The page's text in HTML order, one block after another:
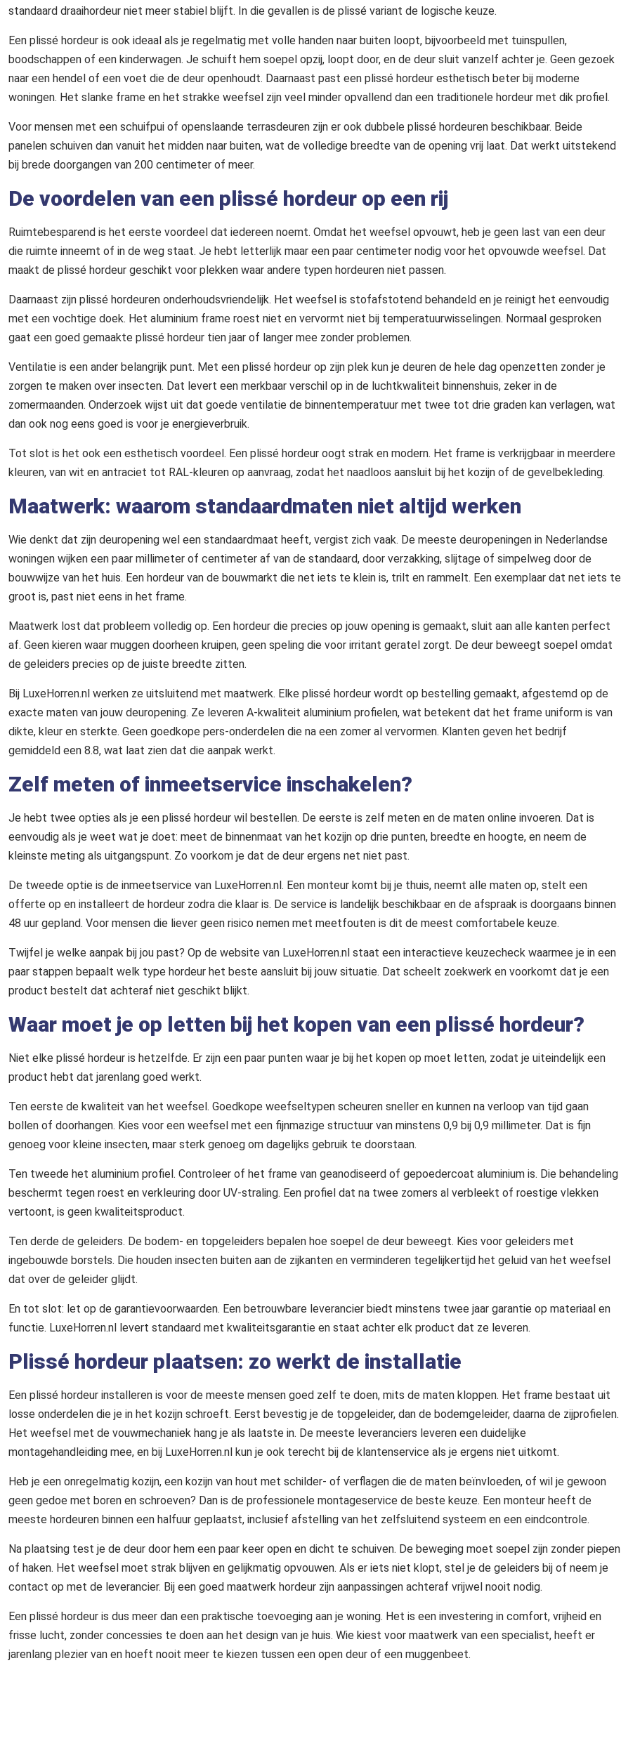
standaard draaihordeur niet meer stabiel blijft. In die gevallen is de plissé variant de logische keuze.
Een plissé hordeur is ook ideaal als je regelmatig met volle handen naar buiten loopt, bijvoorbeeld met tuinspullen,
boodschappen of een kinderwagen. Je schuift hem soepel opzij, loopt door, en de deur sluit vanzelf achter je. Geen gezoek
naar een hendel of een voet die de deur openhoudt. Daarnaast past een plissé hordeur esthetisch beter bij moderne
woningen. Het slanke frame en het strakke weefsel zijn veel minder opvallend dan een traditionele hordeur met dik profiel.
Voor mensen met een schuifpui of openslaande terrasdeuren zijn er ook dubbele plissé hordeuren beschikbaar. Beide
panelen schuiven dan vanuit het midden naar buiten, wat de volledige breedte van de opening vrij laat. Dat werkt uitstekend
bij brede doorgangen van 200 centimeter of meer.
De voordelen van een plissé hordeur op een rij
Ruimtebesparend is het eerste voordeel dat iedereen noemt. Omdat het weefsel opvouwt, heb je geen last van een deur
die ruimte inneemt of in de weg staat. Je hebt letterlijk maar een paar centimeter nodig voor het opvouwde weefsel. Dat
maakt de plissé hordeur geschikt voor plekken waar andere typen hordeuren niet passen.
Daarnaast zijn plissé hordeuren onderhoudsvriendelijk. Het weefsel is stofafstotend behandeld en je reinigt het eenvoudig
met een vochtige doek. Het aluminium frame roest niet en vervormt niet bij temperatuurwisselingen. Normaal gesproken
gaat een goed gemaakte plissé hordeur tien jaar of langer mee zonder problemen.
Ventilatie is een ander belangrijk punt. Met een plissé hordeur op zijn plek kun je deuren de hele dag openzetten zonder je
zorgen te maken over insecten. Dat levert een merkbaar verschil op in de luchtkwaliteit binnenshuis, zeker in de
zomermaanden. Onderzoek wijst uit dat goede ventilatie de binnentemperatuur met twee tot drie graden kan verlagen, wat
dan ook nog eens goed is voor je energieverbruik.
Tot slot is het ook een esthetisch voordeel. Een plissé hordeur oogt strak en modern. Het frame is verkrijgbaar in meerdere
kleuren, van wit en antraciet tot RAL-kleuren op aanvraag, zodat het naadloos aansluit bij het kozijn of de gevelbekleding.
Maatwerk: waarom standaardmaten niet altijd werken
Wie denkt dat zijn deuropening wel een standaardmaat heeft, vergist zich vaak. De meeste deuropeningen in Nederlandse
woningen wijken een paar millimeter of centimeter af van de standaard, door verzakking, slijtage of simpelweg door de
bouwwijze van het huis. Een hordeur van de bouwmarkt die net iets te klein is, trilt en rammelt. Een exemplaar dat net iets te
groot is, past niet eens in het frame.
Maatwerk lost dat probleem volledig op. Een hordeur die precies op jouw opening is gemaakt, sluit aan alle kanten perfect
af. Geen kieren waar muggen doorheen kruipen, geen speling die voor irritant geratel zorgt. De deur beweegt soepel omdat
de geleiders precies op de juiste breedte zitten.
Bij LuxeHorren.nl werken ze uitsluitend met maatwerk. Elke plissé hordeur wordt op bestelling gemaakt, afgestemd op de
exacte maten van jouw deuropening. Ze leveren A-kwaliteit aluminium profielen, wat betekent dat het frame uniform is van
dikte, kleur en sterkte. Geen goedkope pers-onderdelen die na een zomer al vervormen. Klanten geven het bedrijf
gemiddeld een 8.8, wat laat zien dat die aanpak werkt.
Zelf meten of inmeetservice inschakelen?
Je hebt twee opties als je een plissé hordeur wil bestellen. De eerste is zelf meten en de maten online invoeren. Dat is
eenvoudig als je weet wat je doet: meet de binnenmaat van het kozijn op drie punten, breedte en hoogte, en neem de
kleinste meting als uitgangspunt. Zo voorkom je dat de deur ergens net niet past.
De tweede optie is de inmeetservice van LuxeHorren.nl. Een monteur komt bij je thuis, neemt alle maten op, stelt een
offerte op en installeert de hordeur zodra die klaar is. De service is landelijk beschikbaar en de afspraak is doorgaans binnen
48 uur gepland. Voor mensen die liever geen risico nemen met meetfouten is dit de meest comfortabele keuze.
Twijfel je welke aanpak bij jou past? Op de website van LuxeHorren.nl staat een interactieve keuzecheck waarmee je in een
paar stappen bepaalt welk type hordeur het beste aansluit bij jouw situatie. Dat scheelt zoekwerk en voorkomt dat je een
product bestelt dat achteraf niet geschikt blijkt.
Waar moet je op letten bij het kopen van een plissé hordeur?
Niet elke plissé hordeur is hetzelfde. Er zijn een paar punten waar je bij het kopen op moet letten, zodat je uiteindelijk een
product hebt dat jarenlang goed werkt.
Ten eerste de kwaliteit van het weefsel. Goedkope weefseltypen scheuren sneller en kunnen na verloop van tijd gaan
bollen of doorhangen. Kies voor een weefsel met een fijnmazige structuur van minstens 0,9 bij 0,9 millimeter. Dat is fijn
genoeg voor kleine insecten, maar sterk genoeg om dagelijks gebruik te doorstaan.
Ten tweede het aluminium profiel. Controleer of het frame van geanodiseerd of gepoedercoat aluminium is. Die behandeling
beschermt tegen roest en verkleuring door UV-straling. Een profiel dat na twee zomers al verbleekt of roestige vlekken
vertoont, is geen kwaliteitsproduct.
Ten derde de geleiders. De bodem- en topgeleiders bepalen hoe soepel de deur beweegt. Kies voor geleiders met
ingebouwde borstels. Die houden insecten buiten aan de zijkanten en verminderen tegelijkertijd het geluid van het weefsel
dat over de geleider glijdt.
En tot slot: let op de garantievoorwaarden. Een betrouwbare leverancier biedt minstens twee jaar garantie op materiaal en
functie. LuxeHorren.nl levert standaard met kwaliteitsgarantie en staat achter elk product dat ze leveren.
Plissé hordeur plaatsen: zo werkt de installatie
Een plissé hordeur installeren is voor de meeste mensen goed zelf te doen, mits de maten kloppen. Het frame bestaat uit
losse onderdelen die je in het kozijn schroeft. Eerst bevestig je de topgeleider, dan de bodemgeleider, daarna de zijprofielen.
Het weefsel met de vouwmechaniek hang je als laatste in. De meeste leveranciers leveren een duidelijke
montagehandleiding mee, en bij LuxeHorren.nl kun je ook terecht bij de klantenservice als je ergens niet uitkomt.
Heb je een onregelmatig kozijn, een kozijn van hout met schilder- of verflagen die de maten beïnvloeden, of wil je gewoon
geen gedoe met boren en schroeven? Dan is de professionele montageservice de beste keuze. Een monteur heeft de
meeste hordeuren binnen een halfuur geplaatst, inclusief afstelling van het zelfsluitend systeem en een eindcontrole.
Na plaatsing test je de deur door hem een paar keer open en dicht te schuiven. De beweging moet soepel zijn zonder piepen
of haken. Het weefsel moet strak blijven en gelijkmatig opvouwen. Als er iets niet klopt, stel je de geleiders bij of neem je
contact op met de leverancier. Bij een goed maatwerk hordeur zijn aanpassingen achteraf vrijwel nooit nodig.
Een plissé hordeur is dus meer dan een praktische toevoeging aan je woning. Het is een investering in comfort, vrijheid en
frisse lucht, zonder concessies te doen aan het design van je huis. Wie kiest voor maatwerk van een specialist, heeft er
jarenlang plezier van en hoeft nooit meer te kiezen tussen een open deur of een muggenbeet.